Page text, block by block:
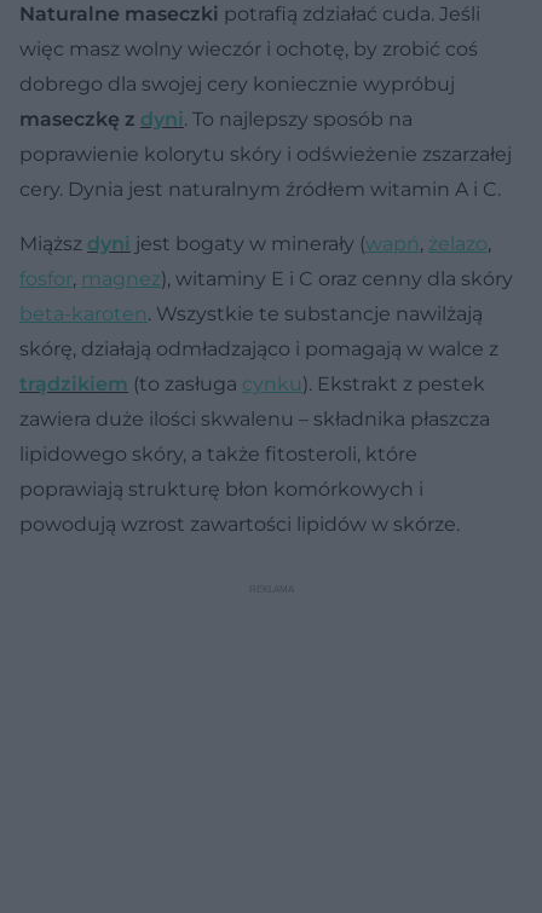
Naturalne maseczki potrafią zdziałać cuda. Jeśli
więc masz wolny wieczór i ochotę, by zrobić coś
dobrego dla swojej cery koniecznie wypróbuj
maseczkę z dyni. To najlepszy sposób na
poprawienie kolorytu skóry i odświeżenie zszarzałej
cery. Dynia jest naturalnym źródłem witamin A i C.
Miąższ dyni jest bogaty w minerały (wapń, żelazo,
fosfor, magnez), witaminy E i C oraz cenny dla skóry
beta-karoten. Wszystkie te substancje nawilżają
skórę, działają odmładzająco i pomagają w walce z
trądzikiem (to zasługa cynku). Ekstrakt z pestek
zawiera duże ilości skwalenu – składnika płaszcza
lipidowego skóry, a także fitosteroli, które
poprawiają strukturę błon komórkowych i
powodują wzrost zawartości lipidów w skórze.